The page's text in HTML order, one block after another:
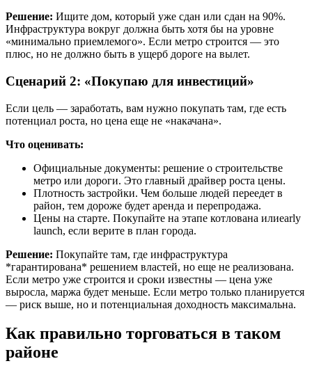
Решение: Ищите дом, который уже сдан или сдан на 90%.
Инфраструктура вокруг должна быть хотя бы на уровне
«минимально приемлемого». Если метро строится — это
плюс, но не должно быть в ущерб дороге на вылет.
Сценарий 2: «Покупаю для инвестиций»
Если цель — заработать, вам нужно покупать там, где есть
потенциал роста, но цена еще не «накачана».
Что оценивать:
Официальные документы: решение о строительстве
метро или дороги. Это главный драйвер роста цены.
Плотность застройки. Чем больше людей переедет в
район, тем дороже будет аренда и перепродажа.
Цены на старте. Покупайте на этапе котлована илиearly
launch, если верите в план города.
Решение: Покупайте там, где инфраструктура
*гарантирована* решением властей, но еще не реализована.
Если метро уже строится и сроки известны — цена уже
выросла, маржа будет меньше. Если метро только планируется
— риск выше, но и потенциальная доходность максимальна.
Как правильно торговаться в таком
районе